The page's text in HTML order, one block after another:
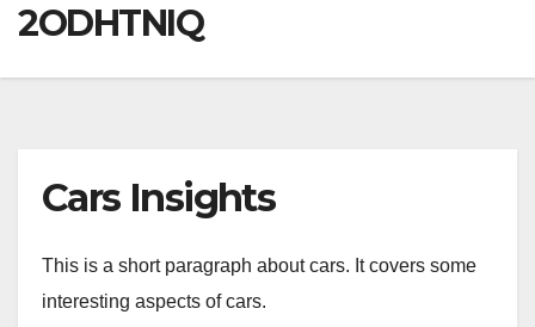
2ODHTNIQ
Cars Insights
This is a short paragraph about cars. It covers some
interesting aspects of cars.